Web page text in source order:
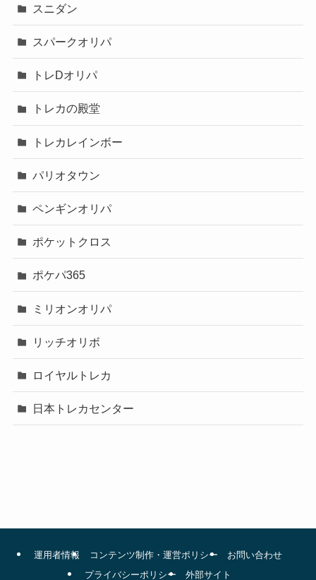
スニダン
スパークオリパ
トレDオリパ
トレカの殿堂
トレカレインボー
パリオタウン
ペンギンオリパ
ポケットクロス
ポケパ365
ミリオンオリパ
リッチオリボ
ロイヤルトレカ
日本トレカセンター
運用者情報 コンテンツ制作・運営ポリシー
お問い合わせ
プライバシーポリシー
外部サイト